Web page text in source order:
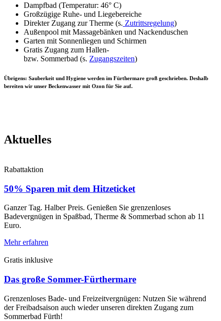
Dampfbad (Temperatur: 46° C)
Großzügige Ruhe- und Liegebereiche
Direkter Zugang zur Therme (s. Zutrittsregelung)
Außenpool mit Massagebänken und Nackenduschen
Garten mit Sonnenliegen und Schirmen
Gratis Zugang zum Hallen-
bzw. Sommerbad (s. Zugangszeiten)
Übrigens: Sauberkeit und Hygiene werden im Fürthermare groß geschrieben. Deshalb
bereiten wir unser Beckenwasser mit Ozon für Sie auf.
Aktuelles
Rabattaktion
50% Sparen mit dem Hitzeticket
Ganzer Tag. Halber Preis. Genießen Sie grenzenloses
Badevergnügen in Spaßbad, Therme & Sommerbad schon ab 11
Euro.
Mehr erfahren
Gratis inklusive
Das große Sommer-Fürthermare
Grenzenloses Bade- und Freizeitvergnügen: Nutzen Sie während
der Freibadsaison auch wieder unseren direkten Zugang zum
Sommerbad Fürth!